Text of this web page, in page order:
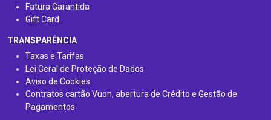
Fatura Garantida
Gift Card
TRANSPARÊNCIA
Taxas e Tarifas
Lei Geral de Proteção de Dados
Aviso de Cookies
Contratos cartão Vuon, abertura de Crédito e Gestão de
Pagamentos